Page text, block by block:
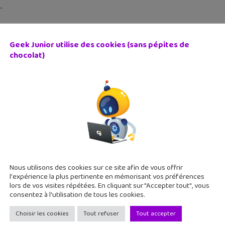
Maker Faire : le rendez-vous des makers les 2 et 3
Strasbourg, c'est au tour de Metz de donner rendez-vous à
vous attendent pour cette première édition messine.
Mini Maker Faire 2 : les makers font la fête du 25
Geek Junior utilise des cookies (sans pépites de
chocolat)
Nous utilisons des cookies sur ce site afin de vous offrir
l'expérience la plus pertinente en mémorisant vos préférences
lors de vos visites répétées. En cliquant sur "Accepter tout", vous
consentez à l'utilisation de tous les cookies.
Choisir les cookies Tout refuser Tout accepter